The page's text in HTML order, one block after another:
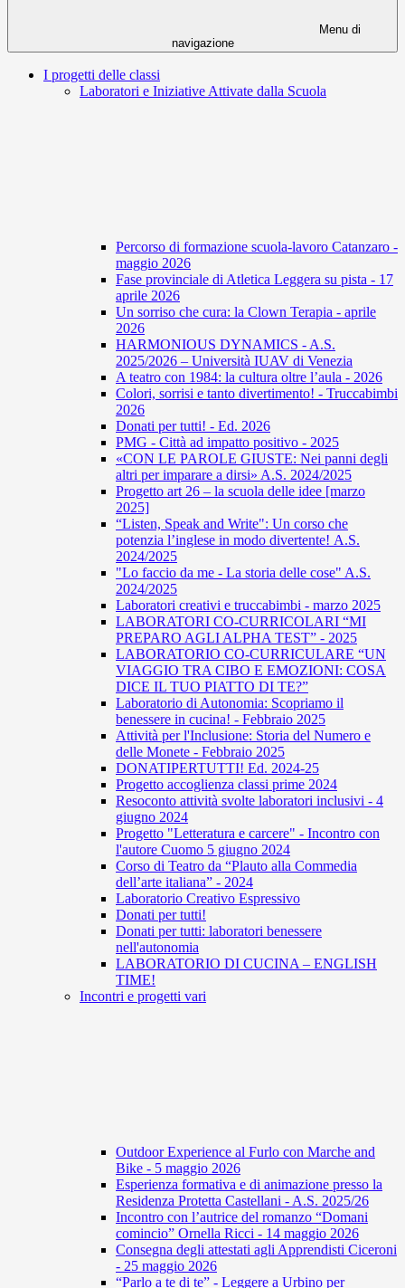
Menu di
navigazione
I progetti delle classi
Laboratori e Iniziative Attivate dalla Scuola
Percorso di formazione scuola-lavoro Catanzaro -
maggio 2026
Fase provinciale di Atletica Leggera su pista - 17
aprile 2026
Un sorriso che cura: la Clown Terapia - aprile
2026
HARMONIOUS DYNAMICS - A.S.
2025/2026 – Università IUAV di Venezia
A teatro con 1984: la cultura oltre l’aula - 2026
Colori, sorrisi e tanto divertimento! - Truccabimbi
2026
Donati per tutti! - Ed. 2026
PMG - Città ad impatto positivo - 2025
«CON LE PAROLE GIUSTE: Nei panni degli
altri per imparare a dirsi» A.S. 2024/2025
Progetto art 26 – la scuola delle idee [marzo
2025]
“Listen, Speak and Write": Un corso che
potenzia l’inglese in modo divertente! A.S.
2024/2025
"Lo faccio da me - La storia delle cose" A.S.
2024/2025
Laboratori creativi e truccabimbi - marzo 2025
LABORATORI CO-CURRICOLARI “MI
PREPARO AGLI ALPHA TEST” - 2025
LABORATORIO CO-CURRICULARE “UN
VIAGGIO TRA CIBO E EMOZIONI: COSA
DICE IL TUO PIATTO DI TE?”
Laboratorio di Autonomia: Scopriamo il
benessere in cucina! - Febbraio 2025
Attività per l'Inclusione: Storia del Numero e
delle Monete - Febbraio 2025
DONATIPERTUTTI! Ed. 2024-25
Progetto accoglienza classi prime 2024
Resoconto attività svolte laboratori inclusivi - 4
giugno 2024
Progetto "Letteratura e carcere" - Incontro con
l'autore Cuomo 5 giugno 2024
Corso di Teatro da “Plauto alla Commedia
dell’arte italiana” - 2024
Laboratorio Creativo Espressivo
Donati per tutti!
Donati per tutti: laboratori benessere
nell'autonomia
LABORATORIO DI CUCINA – ENGLISH
TIME!
Incontri e progetti vari
Outdoor Experience al Furlo con Marche and
Bike - 5 maggio 2026
Esperienza formativa e di animazione presso la
Residenza Protetta Castellani - A.S. 2025/26
Incontro con l’autrice del romanzo “Domani
comincio” Ornella Ricci - 14 maggio 2026
Consegna degli attestati agli Apprendisti Ciceroni
- 25 maggio 2026
“Parlo a te di te” - Leggere a Urbino per